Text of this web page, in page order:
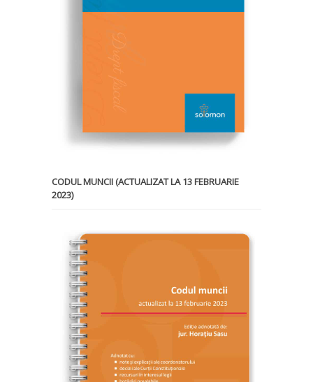
CODUL MUNCII (ACTUALIZAT LA 13 FEBRUARIE
2023)